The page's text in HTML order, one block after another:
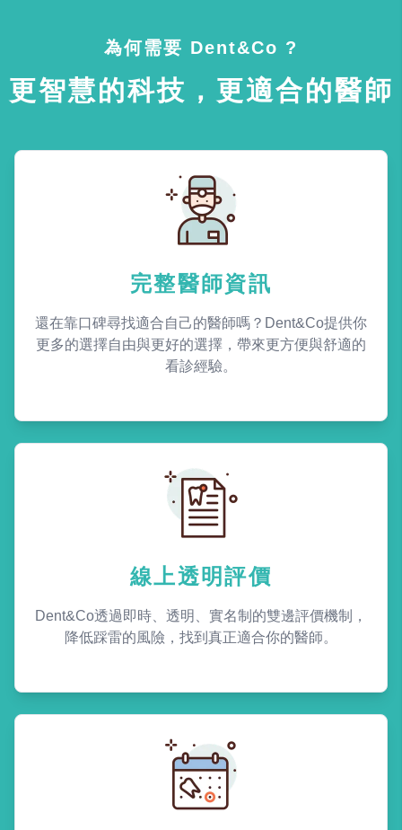
為何需要 Dent&Co ?
更智慧的科技，更適合的醫師
完整醫師資訊
還在靠口碑尋找適合自己的醫師嗎？Dent&Co提供你
更多的選擇自由與更好的選擇，帶來更方便與舒適的
看診經驗。
線上透明評價
Dent&Co透過即時、透明、實名制的雙邊評價機制，
降低踩雷的風險，找到真正適合你的醫師。